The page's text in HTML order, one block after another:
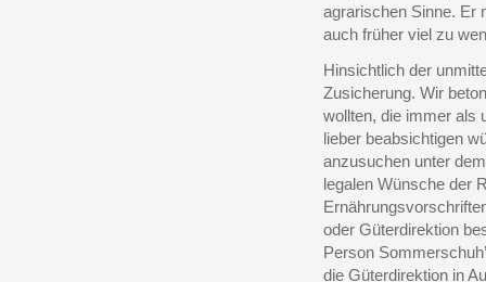
agrarischen Sinne. Er
auch früher viel zu
Hinsichtlich der
Zusicherung. Wir
wollten, die immer als
lieber beabsichtigen
anzusuchen unter
legalen Wünsche der
oder Güterdirektion
Person
die Güterdirektion in